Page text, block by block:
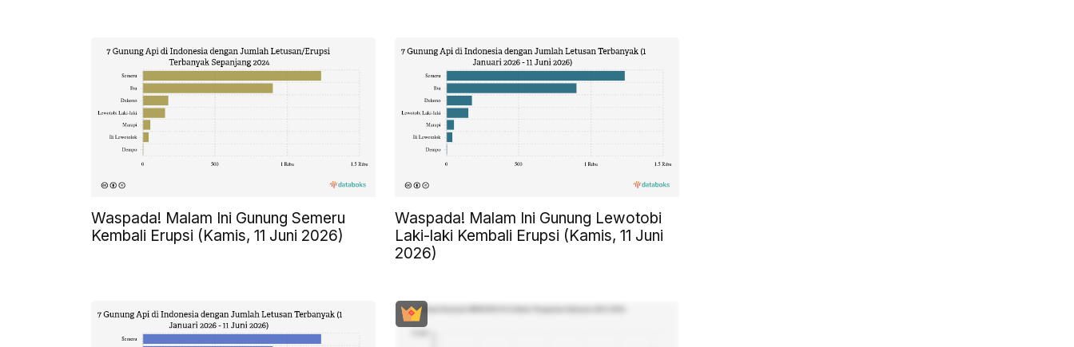
Waspada! Malam Ini Gunung Semeru
Kembali Erupsi (Kamis, 11 Juni 2026)
Waspada! Malam Ini Gunung Lewotobi
Laki-laki Kembali Erupsi (Kamis, 11 Juni
2026)